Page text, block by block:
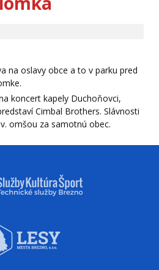
na oslavy obce a to v parku pred
koncert kapely Duchoňovci,
Cimbal Brothers. Slávnosti
omšou za samotnú obec.